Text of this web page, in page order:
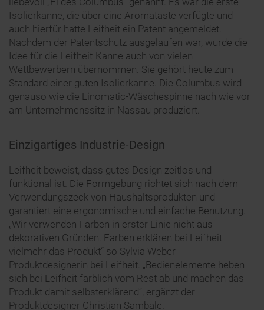
Isolierkanne, die über eine Aromataste verfügte und
auch hierfür hatte Leifheit ein Patent angemeldet.
Nachdem der Patentschutz ausgelaufen war, wurde die
Idee für die Leifheit-Kanne auch von vielen
Wettbewerbern übernommen. Sie gehört heute zum
Standard einer guten Isolierkanne. Die Columbus wird
genauso wie die Linomatic-Wäschespinne nach wie vor
am Unternehmenssitz in Nassau produziert.
Einzigartiges Industrie-Design
Leifheit beweist, dass gutes Design zeitlos und
funktional ist. Die Formgebung richtet sich nach dem
Verwendungszeck von Haushaltsprodukten und
garantiert eine ergonomische und einfache Benutzung.
„Wir verwenden Farben in erster Linie nicht aus
dekorativen Gründen. Farben erklären bei Leifheit
vielmehr das Produkt“ so Sylvia Weber
Produktdesignerin bei Leifheit. „Bedienelemente heben
sich bei Leifheit farblich vom Rest ab und machen das
Produkt damit selbsterklärend“, ergänzt der
Produktdesigner Christian Sambale.